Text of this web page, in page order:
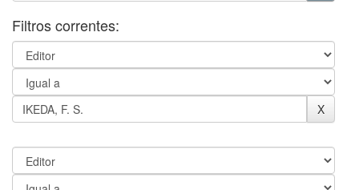
Filtros correntes: